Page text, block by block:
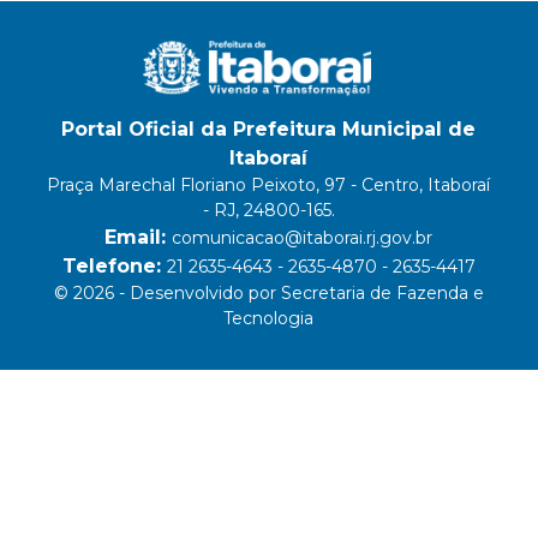
Portal Oficial da Prefeitura Municipal de
Itaboraí
Praça Marechal Floriano Peixoto, 97 - Centro, Itaboraí
- RJ, 24800-165.
Email: comunicacao@itaborai.rj.gov.br
Telefone: 21 2635-4643 - 2635-4870 - 2635-4417
© 2026 - Desenvolvido por Secretaria de Fazenda e
Tecnologia